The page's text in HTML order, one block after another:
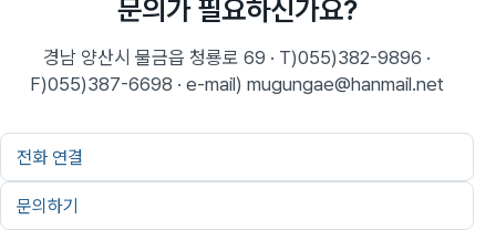
문의가 필요하신가요?
경남 양산시 물금읍 청룡로 69 · T)055)382-9896 ·
F)055)387-6698 · e-mail) mugungae@hanmail.net
전화 연결
문의하기